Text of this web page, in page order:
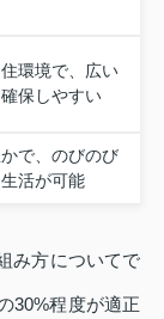
環境で、広い
保しやすい
で、のびのび
活が可能
み方についてで
30%程度が適正